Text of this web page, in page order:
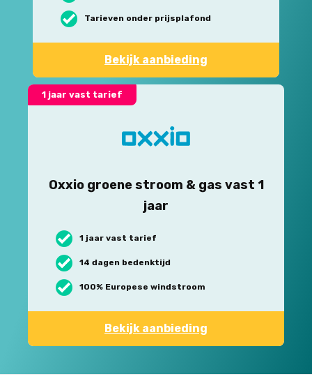
Tarieven onder prijsplafond
Bekijk aanbieding
1 jaar vast tarief
Oxxio groene stroom & gas vast 1
jaar
1 jaar vast tarief
14 dagen bedenktijd
100% Europese windstroom
Bekijk aanbieding